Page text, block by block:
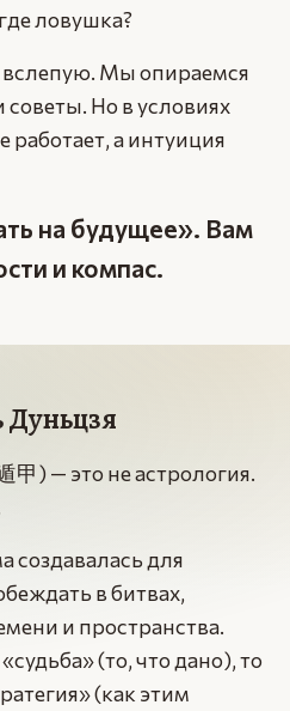
ловушка?
Мы опираемся
Но в условиях
а интуиция
на будущее». Вам
и компас.
) — это не астрология.
создавалась для
в битвах,
и пространства.
(то, что дано), то
(как этим